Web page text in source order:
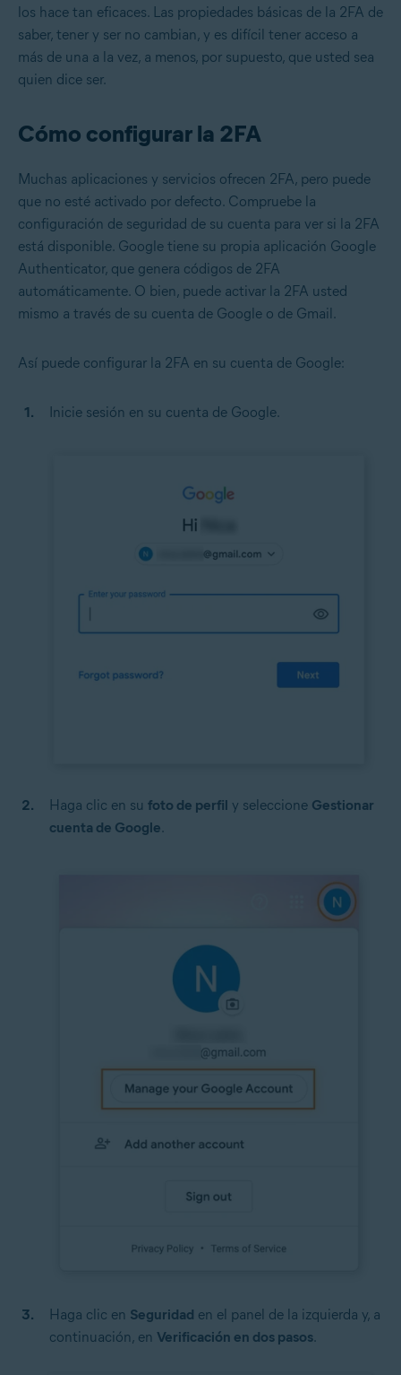
los hace tan eficaces. Las propiedades básicas de la 2FA de
saber, tener y ser no cambian, y es difícil tener acceso a
más de una a la vez, a menos, por supuesto, que usted sea
quien dice ser.
Cómo configurar la 2FA
Muchas aplicaciones y servicios ofrecen 2FA, pero puede
que no esté activado por defecto. Compruebe la
configuración de seguridad de su cuenta para ver si la 2FA
está disponible. Google tiene su propia aplicación Google
Authenticator, que genera códigos de 2FA
automáticamente. O bien, puede activar la 2FA usted
mismo a través de su cuenta de Google o de Gmail.
Así puede configurar la 2FA en su cuenta de Google:
Inicie sesión en su cuenta de Google.
Haga clic en su foto de perfil y seleccione Gestionar
cuenta de Google.
Haga clic en Seguridad en el panel de la izquierda y, a
continuación, en Verificación en dos pasos.